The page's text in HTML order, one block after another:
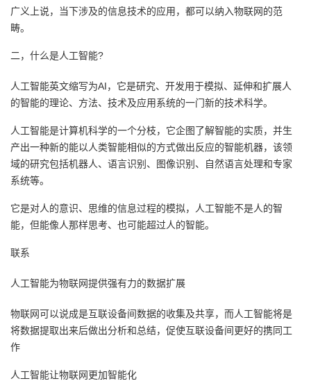
注
的
开
发
者
学
我
程
认
的
我
我
的
Programs
我
的
支
持
的
技
支
我
的
声
广义上说，当下涉及的信息技术的应用，都可以纳入物联网的范
畴。
二，什么是人工智能?
人工智能英文缩写为AI，它是研究、开发用于模拟、延伸和扩展人
的智能的理论、方法、技术及应用系统的一门新的技术科学。
人工智能是计算机科学的一个分枝，它企图了解智能的实质，并生
产出一种新的能以人类智能相似的方式做出反应的智能机器，该领
域的研究包括机器人、语言识别、图像识别、自然语言处理和专家
系统等。
它是对人的意识、思维的信息过程的模拟，人工智能不是人的智
能，但能像人那样思考、也可能超过人的智能。
联系
人工智能为物联网提供强有力的数据扩展
物联网可以说成是互联设备间数据的收集及共享，而人工智能将是
将数据提取出来后做出分析和总结，促使互联设备间更好的携同工
作
人工智能让物联网更加智能化